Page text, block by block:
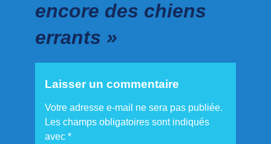
encore des chiens
errants »
Laisser un commentaire
Votre adresse e-mail ne sera pas publiée.
Les champs obligatoires sont indiqués
avec *